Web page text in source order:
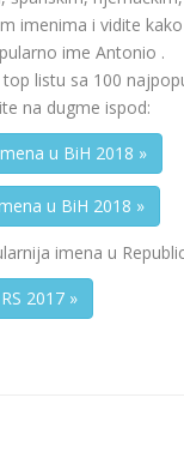
imenima i vidite
ime Antonio .
listu sa 100
na dugme ispod:
u BiH 2018 »
u BiH 2018 »
imena u
2017 »